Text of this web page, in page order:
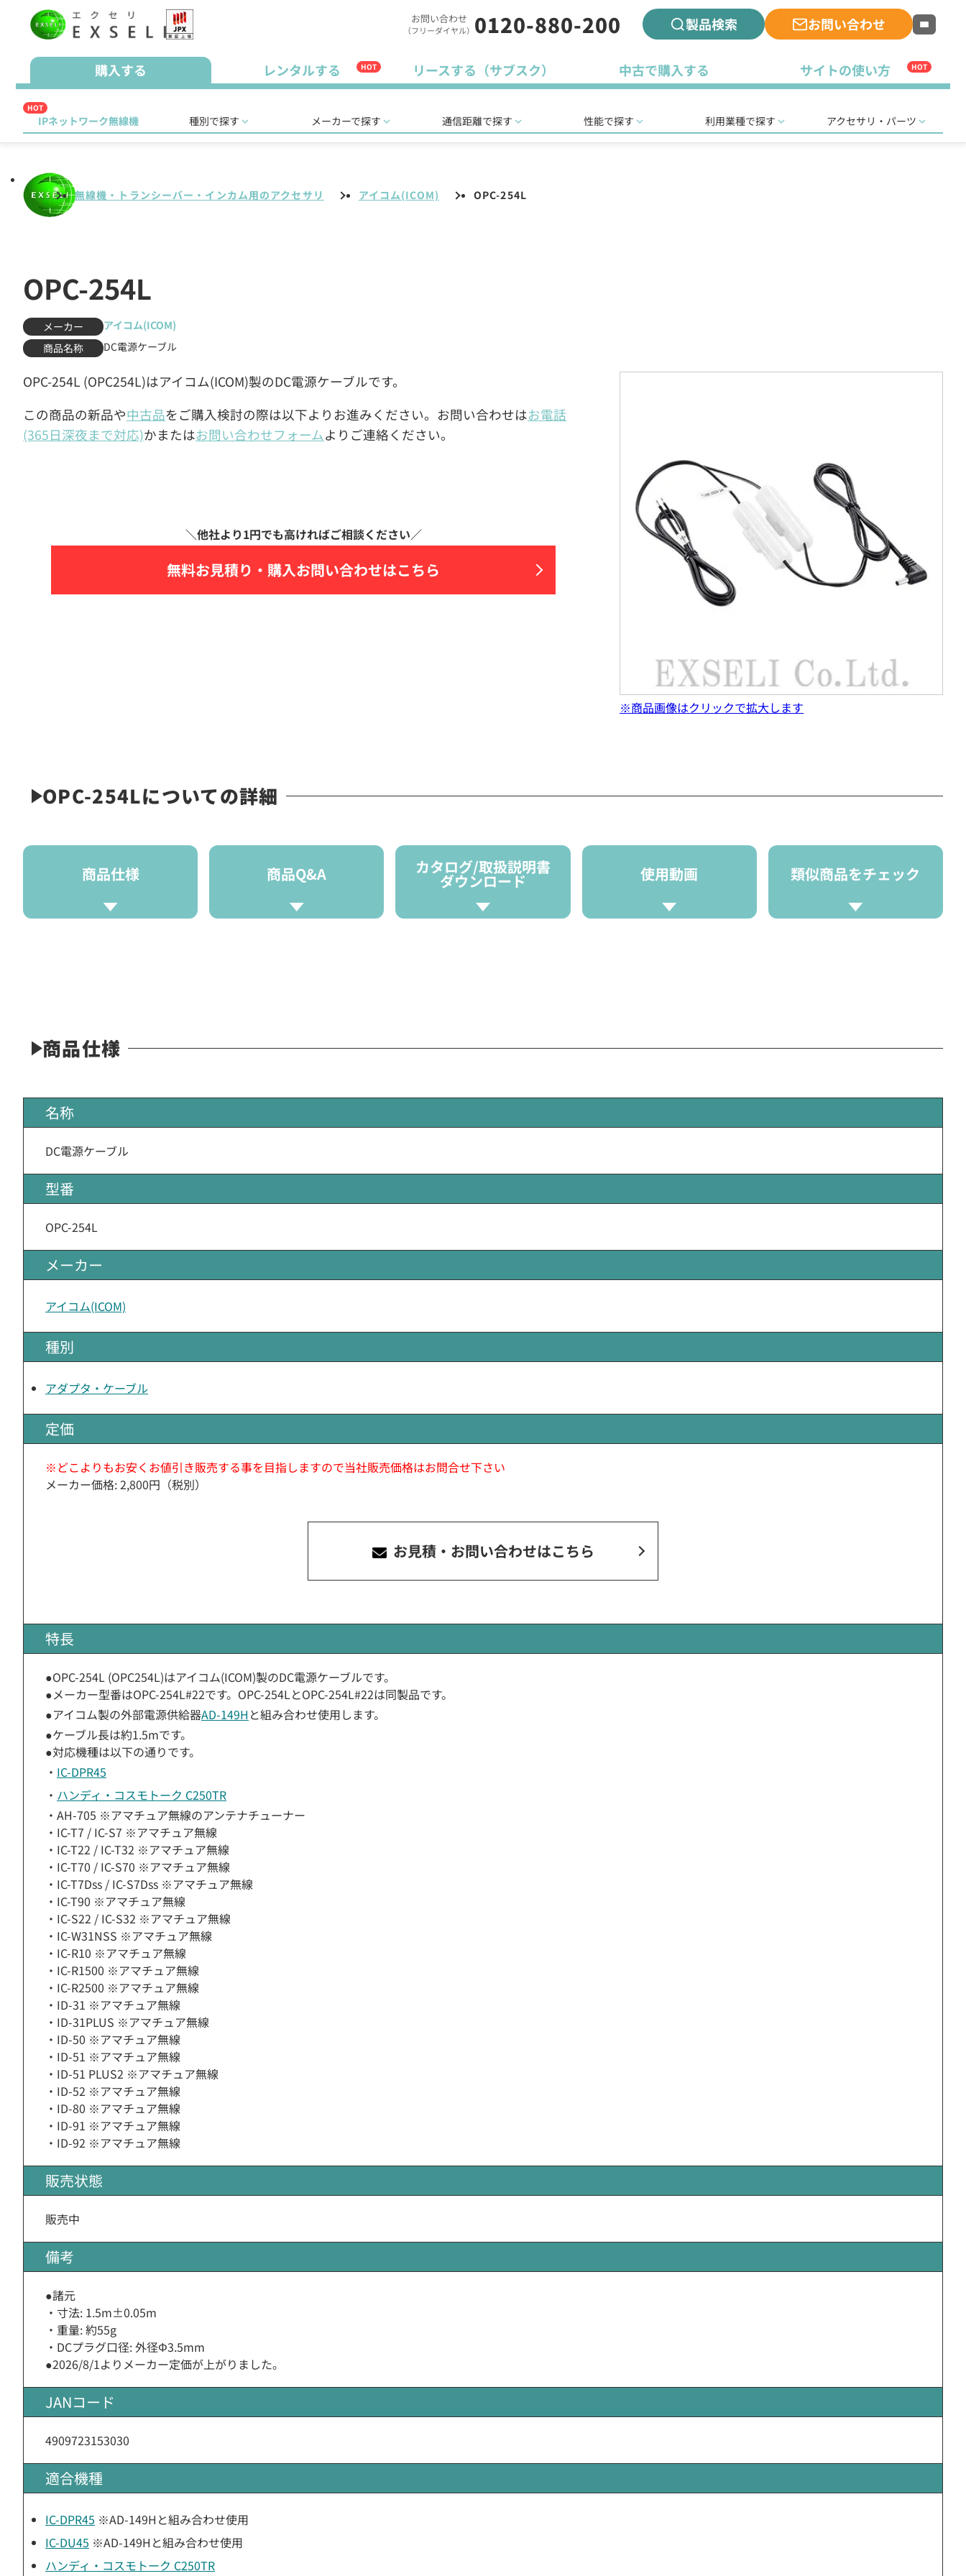
お問い合わせ
（フリーダイヤル） 0120-880-200 製品検索 お問い合わせ
購入する レンタルする HOT リースする（サブスク） 中古で購入する サイトの使い方 HOT
HOT
IPネットワーク無線機 種別で探す メーカーで探す 通信距離で探す 性能で探す 利用業種で探す アクセサリ・パーツ
無線機・トランシーバー・インカム用のアクセサリ アイコム(ICOM) OPC-254L
OPC-254L
メーカー
アイコム(ICOM)
商品名称
DC電源ケーブル
OPC-254L (OPC254L)はアイコム(ICOM)製のDC電源ケーブルです。
この商品の新品や中古品をご購入検討の際は以下よりお進みください。お問い合わせはお電話
(365日深夜まで対応)かまたはお問い合わせフォームよりご連絡ください。
無料お見積り・ 購入お問い合わせはこちら
※商品画像はクリックで拡大します
OPC-254Lについての詳細
商品仕様 商品Q&A カタログ/取扱説明書
ダウンロード 使用動画 類似商品をチェック
商品仕様
名称
DC電源ケーブル
型番
OPC-254L
メーカー
アイコム(ICOM)
種別
アダプタ・ケーブル
定価
※どこよりもお安くお値引き販売する事を目指しますので当社販売価格はお問合せ下さい
メーカー価格: 2,800円（税別）
お見積・お問い合わせはこちら
特長
●OPC-254L (OPC254L)はアイコム(ICOM)製のDC電源ケーブルです。
●メーカー型番はOPC-254L#22です。OPC-254LとOPC-254L#22は同製品です。
●アイコム製の外部電源供給器AD-149H と組み合わせ使用します。
●ケーブル長は約1.5mです。
●対応機種は以下の通りです。
・ IC-DPR45
・ ハンディ・コスモトーク C250TR
・AH-705 ※アマチュア無線のアンテナチューナー
・IC-T7 / IC-S7 ※アマチュア無線
・IC-T22 / IC-T32 ※アマチュア無線
・IC-T70 / IC-S70 ※アマチュア無線
・IC-T7Dss / IC-S7Dss ※アマチュア無線
・IC-T90 ※アマチュア無線
・IC-S22 / IC-S32 ※アマチュア無線
・IC-W31NSS ※アマチュア無線
・IC-R10 ※アマチュア無線
・IC-R1500 ※アマチュア無線
・IC-R2500 ※アマチュア無線
・ID-31 ※アマチュア無線
・ID-31PLUS ※アマチュア無線
・ID-50 ※アマチュア無線
・ID-51 ※アマチュア無線
・ID-51 PLUS2 ※アマチュア無線
・ID-52 ※アマチュア無線
・ID-80 ※アマチュア無線
・ID-91 ※アマチュア無線
・ID-92 ※アマチュア無線
販売状態
販売中
備考
●諸元
・寸法: 1.5m±0.05m
・重量: 約55g
・DCプラグ口径: 外径Φ3.5mm
●2026/8/1よりメーカー定価が上がりました。
JANコード
4909723153030
適合機種
IC-DPR45 ※AD-149Hと組み合わせ使用
IC-DU45 ※AD-149Hと組み合わせ使用
ハンディ・コスモトーク C250TR